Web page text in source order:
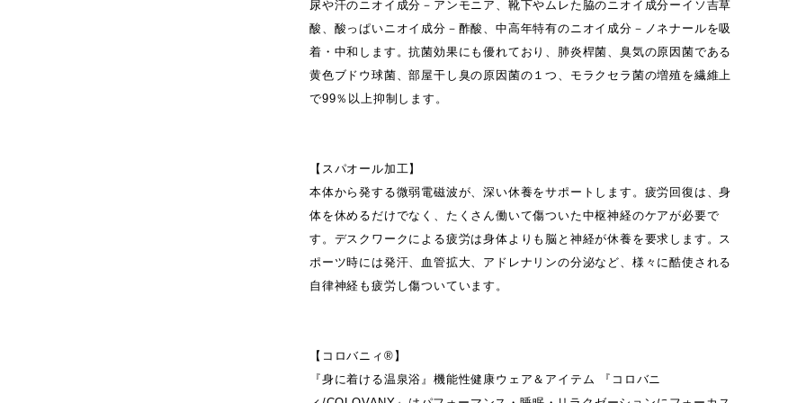
尿や汗のニオイ成分－アンモニア、靴下やムレた脇のニオイ成分ーイソ吉草
酸、酸っぱいニオイ成分－酢酸、中高年特有のニオイ成分－ノネナールを吸
着・中和します。抗菌効果にも優れており、肺炎桿菌、臭気の原因菌である
黄色ブドウ球菌、部屋干し臭の原因菌の１つ、モラクセラ菌の増殖を繊維上
で99％以上抑制します。
【スパオール加工】
本体から発する微弱電磁波が、深い休養をサポートします。疲労回復は、身
体を休めるだけでなく、たくさん働いて傷ついた中枢神経のケアが必要で
す。デスクワークによる疲労は身体よりも脳と神経が休養を要求します。ス
ポーツ時には発汗、血管拡大、アドレナリンの分泌など、様々に酷使される
自律神経も疲労し傷ついています。
【コロバニィ®】
『身に着ける温泉浴』機能性健康ウェア＆アイテム 『コロバニ